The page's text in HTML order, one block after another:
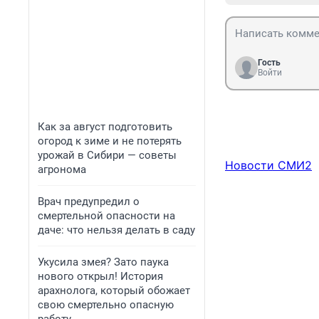
Как за август подготовить
огород к зиме и не потерять
урожай в Сибири — советы
агронома
Врач предупредил о
смертельной опасности на
даче: что нельзя делать в саду
Укусила змея? Зато паука
нового открыл! История
арахнолога, который обожает
свою смертельно опасную
Гость
Войти
Новости СМИ2